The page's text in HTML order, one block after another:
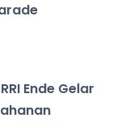
Ende Gelar